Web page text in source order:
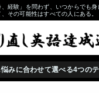
経験」を問わず、いつからでも
その可能性はすべての人にある。
みに合わせて選べる4つの